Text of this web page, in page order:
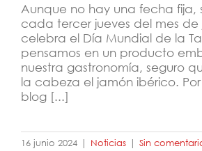
Aunque no hay una fecha fija,
cada tercer jueves del mes de
celebra el Día Mundial de la
pensamos en un producto
nuestra gastronomía, seguro
la cabeza el jamón ibérico.
blog [...]
16 junio 2024 | Noticias | Sin